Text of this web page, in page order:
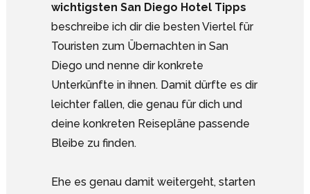
wichtigsten San Diego Hotel Tipps
beschreibe ich dir die besten Viertel für
Touristen zum Übernachten in San
Diego und nenne dir konkrete
Unterkünfte in ihnen. Damit dürfte es dir
leichter fallen, die genau für dich und
deine konkreten Reisepläne passende
Bleibe zu finden.
Ehe es genau damit weitergeht, starten